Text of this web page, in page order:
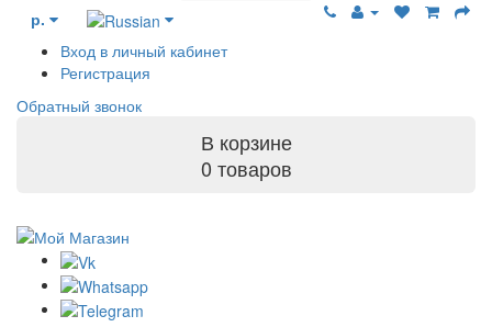
р.
Вход в личный кабинет
Регистрация
Обратный звонок
В корзине
0 товаров